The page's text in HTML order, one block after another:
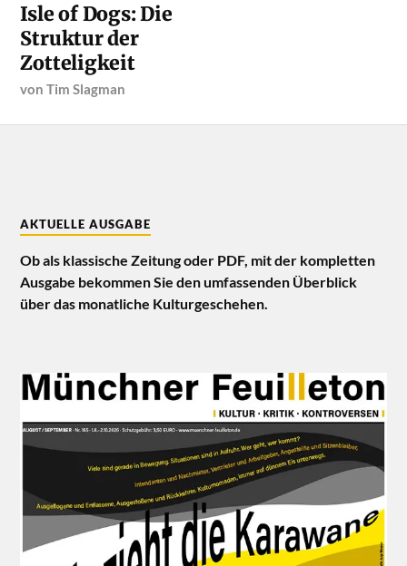
Isle of Dogs: Die
Struktur der
Zotteligkeit
vonTim Slagman
AKTUELLE AUSGABE
Ob als klassische Zeitung oder PDF, mit der kompletten
Ausgabe bekommen Sie den umfassenden Überblick
über das monatliche Kulturgeschehen.